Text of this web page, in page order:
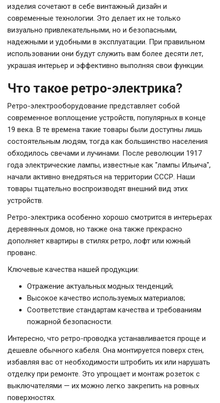
изделия сочетают в себе винтажный дизайн и
современные технологии. Это делает их не только
визуально привлекательными, но и безопасными,
надежными и удобными в эксплуатации. При правильном
использовании они будут служить вам более десяти лет,
украшая интерьер и эффективно выполняя свои функции.
Что такое ретро-электрика?
Ретро-электрооборудование представляет собой
современное воплощение устройств, популярных в конце
19 века. В те времена такие товары были доступны лишь
состоятельным людям, тогда как большинство населения
обходилось свечами и лучинами. После революции 1917
года электрические лампы, известные как "лампы Ильича",
начали активно внедряться на территории СССР. Наши
товары тщательно воспроизводят внешний вид этих
устройств.
Ретро-электрика особенно хорошо смотрится в интерьерах
деревянных домов, но также она также прекрасно
дополняет квартиры в стилях ретро, лофт или южный
прованс.
Ключевые качества нашей продукции:
Отражение актуальных модных тенденций;
Высокое качество используемых материалов;
Соответствие стандартам качества и требованиям
пожарной безопасности.
Интересно, что ретро-проводка устанавливается проще и
дешевле обычного кабеля. Она монтируется поверх стен,
избавляя вас от необходимости штробить их или нарушать
отделку при ремонте. Это упрощает и монтаж розеток с
выключателями — их можно легко закрепить на ровных
поверхностях.